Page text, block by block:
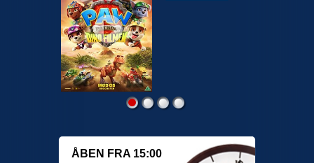
ÅBEN FRA 15:00